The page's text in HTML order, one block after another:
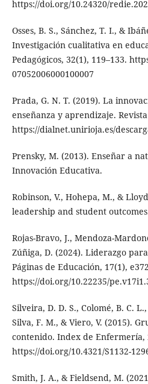
https://doi.org/10.24320/
Osses, B. S., Sánchez, T. I., &
Investigación cualitativa en
Pedagógicos, 32(1), 119–133.
07052006000100007
Prada, G. N. T. (2019). La
enseñanza y aprendizaje.
https://dialnet.unirioja.es/
Prensky, M. (2013). Enseñar a
Innovación Educativa.
Robinson, V., Hohepa, M., &
leadership and student
Rojas-Bravo, J., Mendoza-
Zúñiga, D. (2024). Liderazgo
Páginas de Educación, 17(1),
https://doi.org/10.22235/
Silveira, D. D. S., Colomé, B. C.
Silva, F. M., & Viero, V. (2015).
contenido. Index de Enfermería,
https://doi.org/10.4321/S1132-
Smith, J. A., & Fieldsend, M.